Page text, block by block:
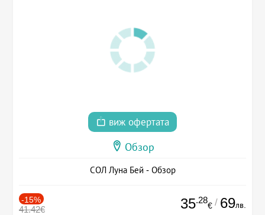
виж офертата
Обзор
СОЛ Луна Бей - Обзор
-15%
41.42€ 35.28
€ / 69лв.